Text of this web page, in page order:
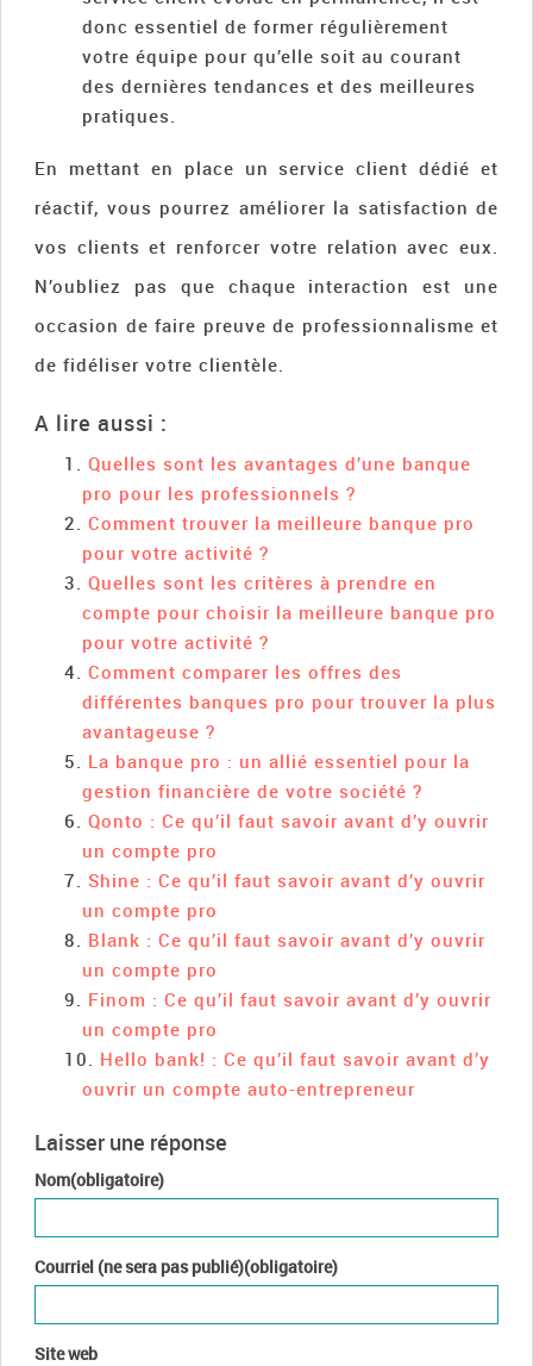
donc essentiel de former régulièrement
votre équipe pour qu’elle soit au courant
des dernières tendances et des meilleures
pratiques.
En mettant en place un service client dédié et
réactif, vous pourrez améliorer la satisfaction de
vos clients et renforcer votre relation avec eux.
N’oubliez pas que chaque interaction est une
occasion de faire preuve de professionnalisme et
de fidéliser votre clientèle.
A lire aussi :
Quelles sont les avantages d’une banque
pro pour les professionnels ?
Comment trouver la meilleure banque pro
pour votre activité ?
Quelles sont les critères à prendre en
compte pour choisir la meilleure banque pro
pour votre activité ?
Comment comparer les offres des
différentes banques pro pour trouver la plus
avantageuse ?
La banque pro : un allié essentiel pour la
gestion financière de votre société ?
Qonto : Ce qu’il faut savoir avant d’y ouvrir
un compte pro
Shine : Ce qu’il faut savoir avant d’y ouvrir
un compte pro
Blank : Ce qu’il faut savoir avant d’y ouvrir
un compte pro
Finom : Ce qu’il faut savoir avant d’y ouvrir
un compte pro
Hello bank! : Ce qu’il faut savoir avant d’y
ouvrir un compte auto-entrepreneur
Laisser une réponse
Nom(obligatoire)
Courriel (ne sera pas publié)(obligatoire)
Site web